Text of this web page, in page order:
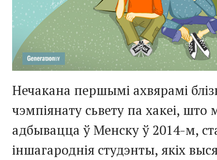
Нечакана першымі ахвярамі
чэмпіянату сьвету па хакеі, што
адбывацца ў Менску ў 2014-м,
іншагароднія студэнты, якіх